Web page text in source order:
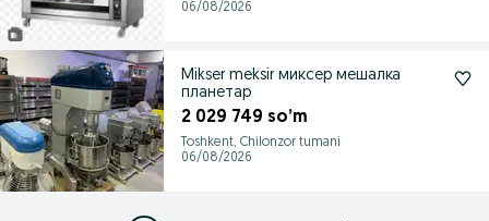
06/08/2026
Mikser meksir миксер мешалка
планетар
2 029 749 so’m
Toshkent, Chilonzor tumani
06/08/2026